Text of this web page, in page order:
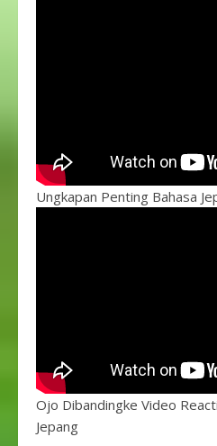
Ungkapan Penting Bahasa
Ojo Dibandingke Video
Jepang